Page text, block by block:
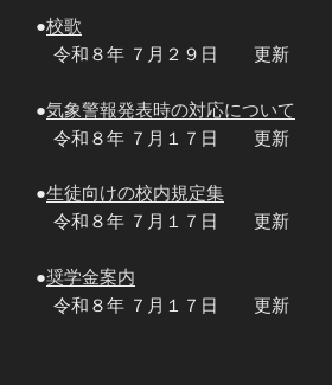
●校歌
令和８年 ７月２９日 更新
●気象警報発表時の対応について
令和８年 ７月１７日 更新
●生徒向けの校内規定集
令和８年 ７月１７日 更新
●奨学金案内
令和８年 ７月１７日 更新